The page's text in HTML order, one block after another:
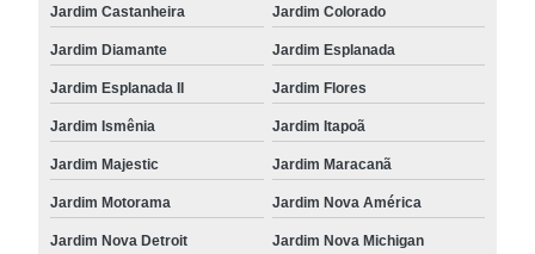
Jardim Castanheira Jardim Colorado
Jardim Diamante Jardim Esplanada
Jardim Esplanada II Jardim Flores
Jardim Ismênia Jardim Itapoã
Jardim Majestic Jardim Maracanã
Jardim Motorama Jardim Nova América
Jardim Nova Detroit Jardim Nova Michigan